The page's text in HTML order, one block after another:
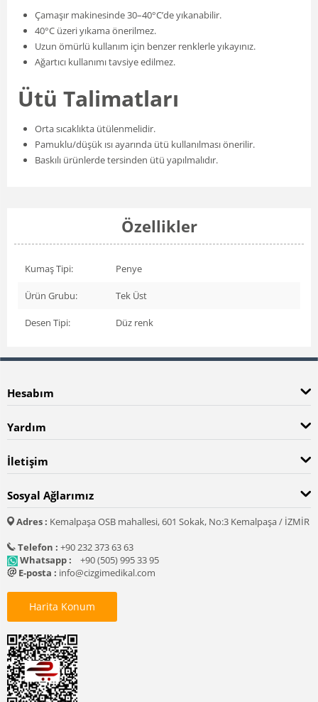
Çamaşır makinesinde 30–40°C’de yıkanabilir.
40°C üzeri yıkama önerilmez.
Uzun ömürlü kullanım için benzer renklerle yıkayınız.
Ağartıcı kullanımı tavsiye edilmez.
Ütü Talimatları
Orta sıcaklıkta ütülenmelidir.
Pamuklu/düşük ısı ayarında ütü kullanılması önerilir.
Baskılı ürünlerde tersinden ütü yapılmalıdır.
Özellikler
Kumaş Tipi: Penye
Ürün Grubu: Tek Üst
Desen Tipi: Düz renk
Hesabım
Yardım
İletişim
Sosyal Ağlarımız
Adres : Kemalpaşa OSB mahallesi, 601 Sokak, No:3 Kemalpaşa / İZMİR
Telefon : +90 232 373 63 63
Whatsapp :
+90 (505) 995 33 95
E-posta : info@cizgimedikal.com
Harita Konum